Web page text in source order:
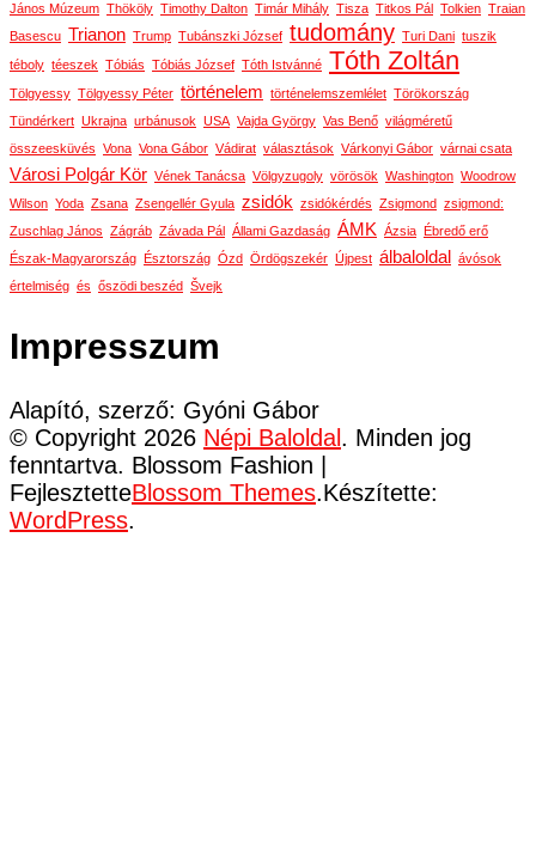
János Múzeum Thököly Timothy Dalton Timár Mihály Tisza Titkos Pál Tolkien Traian
Basescu Trianon Trump Tubánszki József tudomány Turi Dani tuszik
téboly téeszek Tóbiás Tóbiás József Tóth Istvánné Tóth Zoltán
Tölgyessy Tölgyessy Péter történelem történelemszemlélet Törökország
Tündérkert Ukrajna urbánusok USA Vajda György Vas Benő világméretű
összeesküvés Vona Vona Gábor Vádirat választások Várkonyi Gábor várnai csata
Városi Polgár Kör Vének Tanácsa Völgyzugoly vörösök Washington Woodrow
Wilson Yoda Zsana Zsengellér Gyula zsidók zsidókérdés Zsigmond zsigmond:
Zuschlag János Zágráb Závada Pál Állami Gazdaság ÁMK Ázsia
Ébredő erő
Észak-Magyarország
Észtország Ózd Ördögszekér Újpest álbaloldal
ávósok
értelmiség és őszödi beszéd Švejk
Impresszum
Alapító, szerző: Gyóni Gábor
© Copyright 2026 Népi Baloldal . Minden jog
fenntartva. Blossom Fashion |
FejlesztetteBlossom Themes.Készítette:
WordPress.